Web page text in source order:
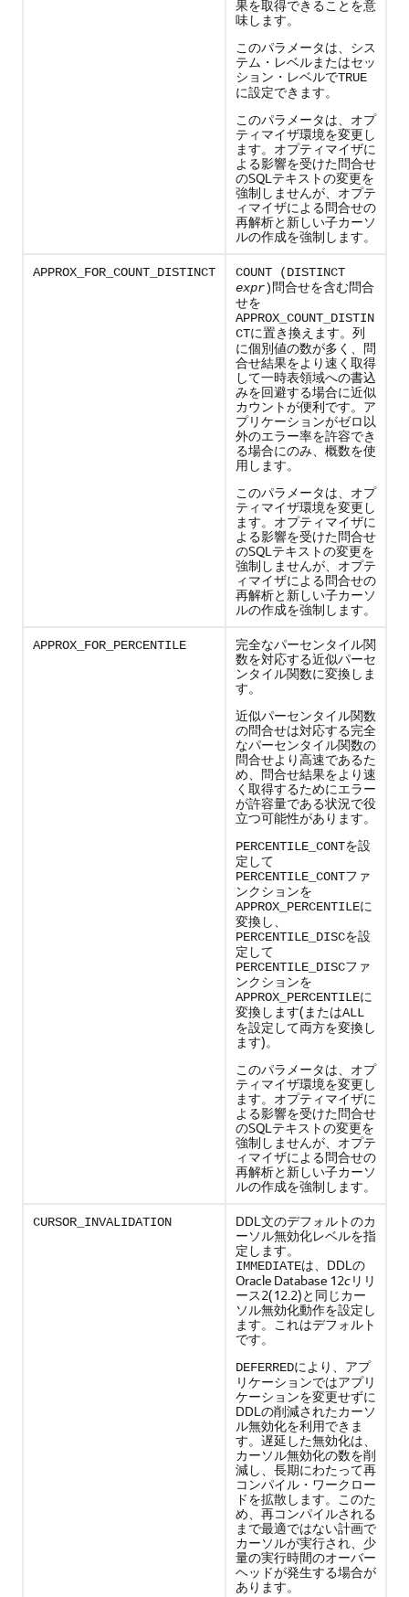
果を取得できることを意
味します。
このパラメータは、シス
テム・レベルまたはセッ
ション・レベルでTRUE
に設定できます。
このパラメータは、オプ
ティマイザ環境を変更し
ます。オプティマイザに
よる影響を受けた問合せ
のSQLテキストの変更を
強制しませんが、オプテ
ィマイザによる問合せの
再解析と新しい子カーソ
ルの作成を強制します。
APPROX_FOR_COUNT_DISTINCT
COUNT (DISTINCT
expr)問合せを含む問合
せを
APPROX_COUNT_DISTIN
CTに置き換えます。列
に個別値の数が多く、問
合せ結果をより速く取得
して一時表領域への書込
みを回避する場合に近似
カウントが便利です。ア
プリケーションがゼロ以
外のエラー率を許容でき
る場合にのみ、概数を使
用します。
このパラメータは、オプ
ティマイザ環境を変更し
ます。オプティマイザに
よる影響を受けた問合せ
のSQLテキストの変更を
強制しませんが、オプテ
ィマイザによる問合せの
再解析と新しい子カーソ
ルの作成を強制します。
APPROX_FOR_PERCENTILE
完全なパーセンタイル関
数を対応する近似パーセ
ンタイル関数に変換しま
す。
近似パーセンタイル関数
の問合せは対応する完全
なパーセンタイル関数の
問合せより高速であるた
め、問合せ結果をより速
く取得するためにエラー
が許容量である状況で役
立つ可能性があります。
PERCENTILE_CONTを設
定して
PERCENTILE_CONTファ
ンクションを
APPROX_PERCENTILEに
変換し、
PERCENTILE_DISCを設
定して
PERCENTILE_DISCファ
ンクションを
APPROX_PERCENTILEに
変換します(またはALL
を設定して両方を変換し
ます)。
このパラメータは、オプ
ティマイザ環境を変更し
ます。オプティマイザに
よる影響を受けた問合せ
のSQLテキストの変更を
強制しませんが、オプテ
ィマイザによる問合せの
再解析と新しい子カーソ
ルの作成を強制します。
CURSOR_INVALIDATION
DDL文のデフォルトのカ
ーソル無効化レベルを指
定します。
IMMEDIATEは、DDLの
Oracle Database 12cリリ
ース2(12.2)と同じカー
ソル無効化動作を設定し
ます。これはデフォルト
です。
DEFERREDにより、アプ
リケーションではアプリ
ケーションを変更せずに
DDLの削減されたカーソ
ル無効化を利用できま
す。遅延した無効化は、
カーソル無効化の数を削
減し、長期にわたって再
コンパイル・ワークロー
ドを拡散します。このた
め、再コンパイルされる
まで最適ではない計画で
カーソルが実行され、少
量の実行時間のオーバー
ヘッドが発生する場合が
あります。